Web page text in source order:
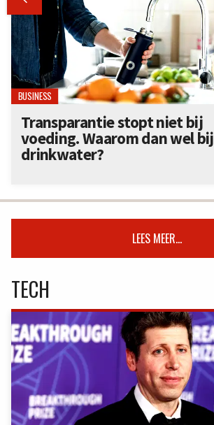
BUSINESS
Transparantie stopt niet bij
voeding. Waarom dan wel bij
drinkwater?
LEES MEER...
TECH